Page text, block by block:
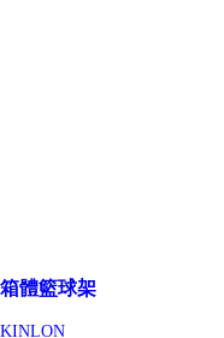
箱體籃球架
KINLON